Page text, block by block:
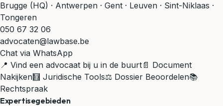
Brugge (HQ) · Antwerpen · Gent · Leuven · Sint-Niklaas ·
Tongeren
050 67 32 06
advocaten@lawbase.be
Chat via WhatsApp
📍 Vind een advocaat bij u in de buurt 📄 Document
Nakijken🧮 Juridische Tools⚖️ Dossier Beoordelen📚
Rechtspraak
Expertisegebieden